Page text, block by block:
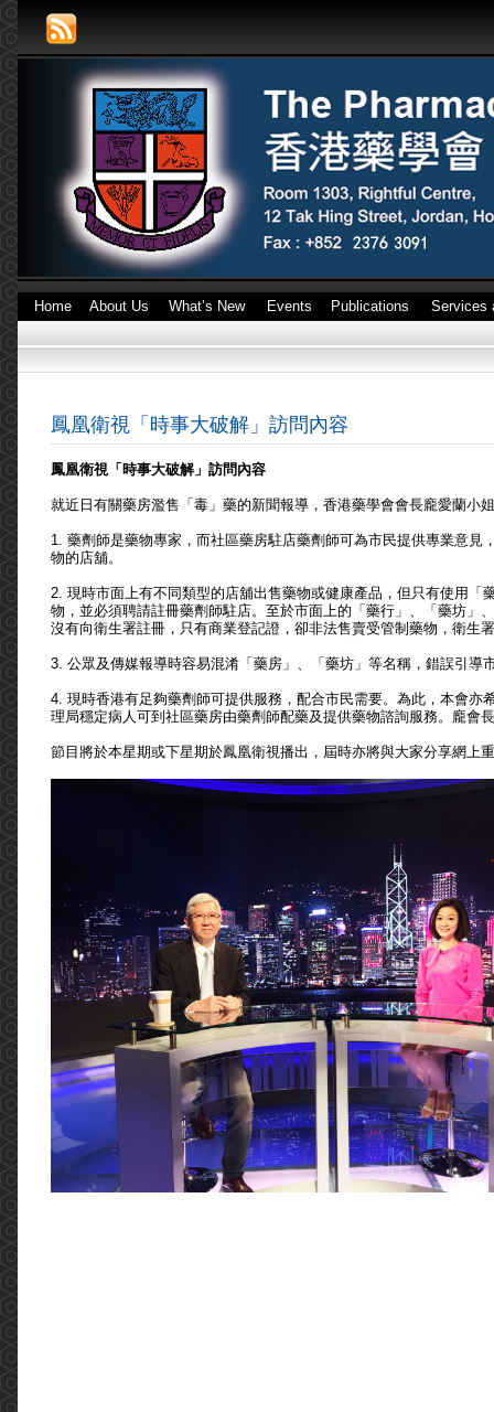
Home About Us What’s New Events Publications Services
鳳凰衛視「時事大破解」訪問內容
鳳凰衛視「時事大破解」訪問內容
就近日有關藥房濫售「毒」藥的新聞報導，香港藥學會會長龐愛蘭小
1. 藥劑師是藥物專家，而社區藥房駐店藥劑師可為市民提供專業意
物的店舖。
2. 現時市面上有不同類型的店舖出售藥物或健康產品，但只有使用
物，並必須聘請註冊藥劑師駐店。至於市面上的「藥行」、「藥坊」
沒有向衛生署註冊，只有商業登記證，卻非法售賣受管制藥物，衛生
3. 公眾及傳媒報導時容易混淆「藥房」、「藥坊」等名稱，錯誤引
4. 現時香港有足夠藥劑師可提供服務，配合市民需要。為此，本會
理局穩定病人可到社區藥房由藥劑師配藥及提供藥物諮詢服務。龐會
節目將於本星期或下星期於鳳凰衛視播出，屆時亦將與大家分享網上